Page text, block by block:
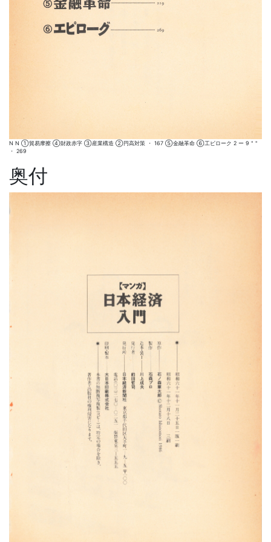
N N ①貿易摩擦 ④財政赤字 ③産業構造 ②円高対策 ・ 167 ⑤金融革命 ⑥工ビローク 2 ー 9 " "
・ 269
奥付